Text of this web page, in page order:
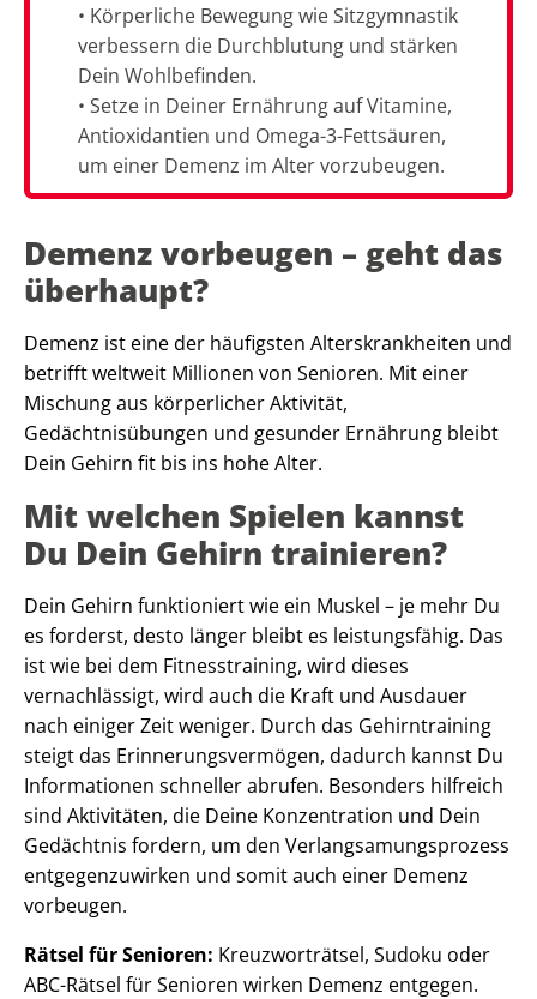
• Körperliche Bewegung wie Sitzgymnastik
verbessern die Durchblutung und stärken
Dein Wohlbefinden.
• Setze in Deiner Ernährung auf Vitamine,
Antioxidantien und Omega-3-Fettsäuren,
um einer Demenz im Alter vorzubeugen.
Demenz vorbeugen – geht das
überhaupt?
Demenz ist eine der häufigsten Alterskrankheiten und
betrifft weltweit Millionen von Senioren. Mit einer
Mischung aus körperlicher Aktivität,
Gedächtnisübungen und gesunder Ernährung bleibt
Dein Gehirn fit bis ins hohe Alter.
Mit welchen Spielen kannst
Du Dein Gehirn trainieren?
Dein Gehirn funktioniert wie ein Muskel – je mehr Du
es forderst, desto länger bleibt es leistungsfähig. Das
ist wie bei dem Fitnesstraining, wird dieses
vernachlässigt, wird auch die Kraft und Ausdauer
nach einiger Zeit weniger. Durch das Gehirntraining
steigt das Erinnerungsvermögen, dadurch kannst Du
Informationen schneller abrufen. Besonders hilfreich
sind Aktivitäten, die Deine Konzentration und Dein
Gedächtnis fordern, um den Verlangsamungsprozess
entgegenzuwirken und somit auch einer Demenz
vorbeugen.
Rätsel für Senioren: Kreuzworträtsel, Sudoku oder
ABC-Rätsel für Senioren wirken Demenz entgegen.